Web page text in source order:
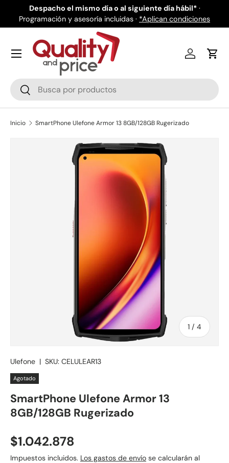
Ir al contenido
Despacho el mismo día o al siguiente día hábil*·
Programación y asesoría incluidas · *Aplican condiciones
Buscar
Buscar
Iniciar
Inicio SmartPhone Ulefone Armor 13 8GB/128GB Rugerizado
Ir directamente a la información del producto
1 / de
4
Ulefone | SKU: CELULEAR13
Agotado
SmartPhone Ulefone Armor 13
8GB/128GB Rugerizado
Precio normal
$1.042.878
Impuestos incluidos. Los gastos de envío se calcularán al